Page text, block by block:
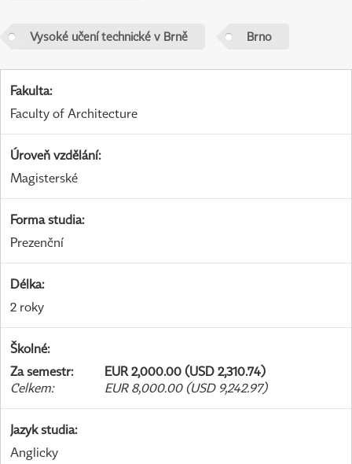
Vysoké učení technické v Brně Brno
Fakulta:
Faculty of Architecture
Úroveň vzdělání:
Magisterské
Forma studia:
Prezenční
Délka:
2 roky
Školné:
Za semestr:
EUR 2,000.00 (USD 2,310.74)
Celkem: EUR 8,000.00 (USD 9,242.97)
Jazyk studia:
Anglicky